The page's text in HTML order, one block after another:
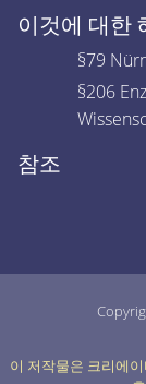
이것에 대한
§79
§206
참조
이 저작물은 크리에